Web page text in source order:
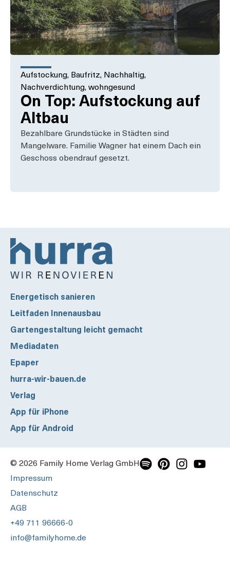
Aufstockung, Baufritz, Nachhaltig,
Nachverdichtung, wohngesund
On Top: Aufstockung auf
Altbau
Bezahlbare Grundstücke in Städten sind
Mangelware. Familie Wagner hat einem­ Dach ein
Geschoss obendrauf gesetzt.
Energetisch sanieren
Leitfaden Innenausbau
Gartengestaltung leicht gemacht
Mediadaten
Epaper
hurra-wir-bauen.de
Verlag
App für iPhone
App für Android
© 2026 Family Home Verlag GmbH
Impressum
Datenschutz
AGB
+49 711 96666-0
info@familyhome.de